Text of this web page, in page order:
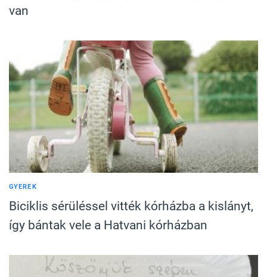
van
GYEREK
Biciklis sérüléssel vitték kórházba a kislányt,
így bántak vele a Hatvani kórházban